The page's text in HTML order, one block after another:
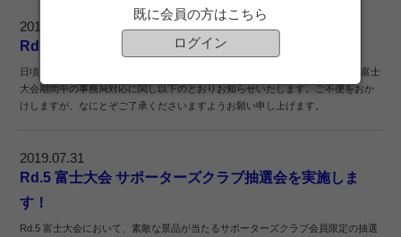
2019.07.31
Rd.5富士大会期間中の事務局対応について
日頃よりSUPER GT SQUAREをご愛顧いただきありがとうございます。Rd.5富士
大会期間中の事務局対応に関し以下のとおりお知らせいたします。ご不便をおか
けしますが、なにとぞご了承くださいますようお願い申し上げます。
2019.07.31
Rd.5 富士大会 サポーターズクラブ抽選会を実施しま
す！
Rd.5 富士大会において、素敵な景品が当たるサポーターズクラブ会員限定の抽選
既に会員の方はこちら
ログイン